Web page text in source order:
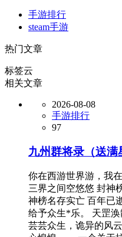
手游排行
steam手游
热门文章
标签云
相关文章
2026-08-08
手游排行
97
九州群将录（送满
你在西游世界游，我
三界之间空悠悠 封神
神榜名存实亡 百年已
给予众生*乐。 天罡
芸芸众生，诡异的风